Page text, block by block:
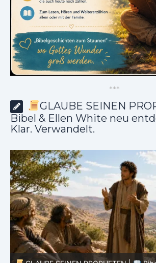
***
GLAUBE SEINEN
Bibel & Ellen White neu
Klar. Verwandelt.